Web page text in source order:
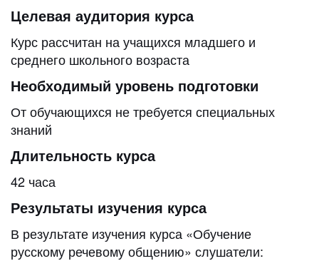
Целевая аудитория курса
Курс рассчитан на учащихся младшего и
среднего школьного возраста
Необходимый уровень подготовки
От обучающихся не требуется специальных
знаний
Длительность курса
42 часа
Результаты изучения курса
В результате изучения курса «Обучение
русскому речевому общению» слушатели: